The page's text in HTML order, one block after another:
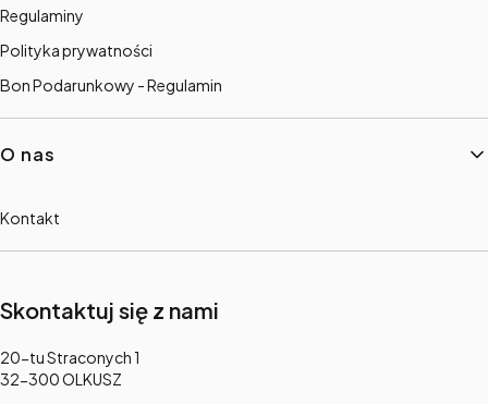
Regulaminy
Polityka prywatności
Bon Podarunkowy - Regulamin
O nas
Kontakt
Skontaktuj się z nami
Adres:
20-tu Straconych 1
32-300 OLKUSZ